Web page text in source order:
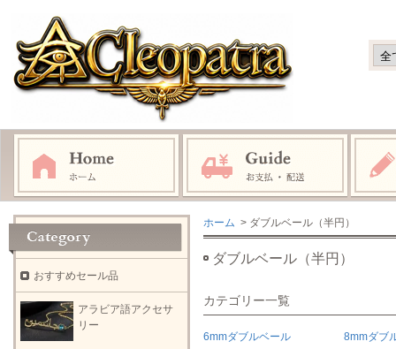
ホーム > ダブルベール（半円）
ダブルベール（半円）
カテゴリー一覧
6mmダブルベール 8mmダブ
おすすめセール品
アラビア語アクセサ
リー